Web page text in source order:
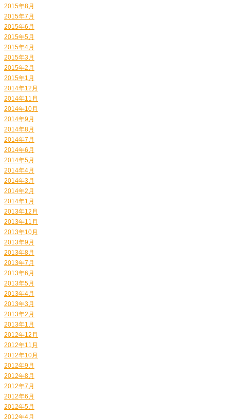
2015年8月
2015年7月
2015年6月
2015年5月
2015年4月
2015年3月
2015年2月
2015年1月
2014年12月
2014年11月
2014年10月
2014年9月
2014年8月
2014年7月
2014年6月
2014年5月
2014年4月
2014年3月
2014年2月
2014年1月
2013年12月
2013年11月
2013年10月
2013年9月
2013年8月
2013年7月
2013年6月
2013年5月
2013年4月
2013年3月
2013年2月
2013年1月
2012年12月
2012年11月
2012年10月
2012年9月
2012年8月
2012年7月
2012年6月
2012年5月
2012年4月